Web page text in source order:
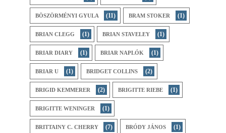
BÖSZÖRMÉNYI GYULA (11) BRAM STOKER (1)
BRIAN CLEGG (1) BRIAN STAVELEY (1)
BRIAR DIARY (1) BRIAR NAPLÓK (1)
BRIAR U (1) BRIDGET COLLINS (2)
BRIGID KEMMERER (2) BRIGITTE RIEBE (1)
BRIGITTE WENINGER (1)
BRITTAINY C. CHERRY (7) BRÓDY JÁNOS (1)